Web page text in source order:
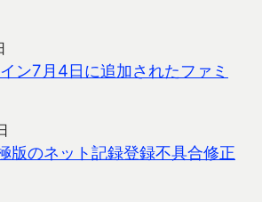
ン7月4日に追加されたファミ
版のネット記録登録不具合修正